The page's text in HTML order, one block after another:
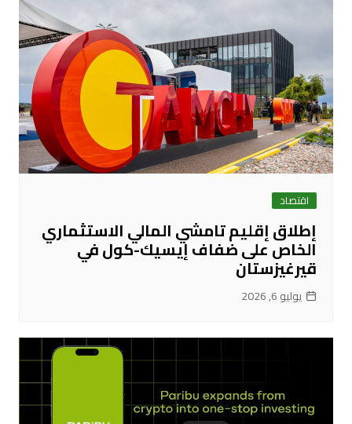
اقتصاد
إطلاق إقليم تامشي المالي الاستثماري
الخاص على ضفاف إيسيك-كول في
قيرغيزستان
يوليو 6, 2026